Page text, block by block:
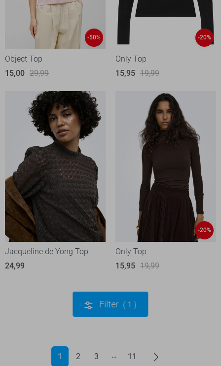
-50%
Object Top
15,00 29,99
-20%
Only Top
15,95 19,99
Jacqueline de Yong Top
24,99
-20%
Only Top
15,95 19,99
Filter 1
1 2 3 11